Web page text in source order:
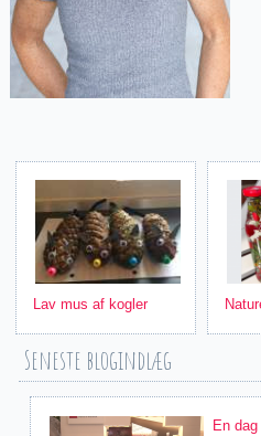
Lav mus af kogler
Seneste blogindlæg
En